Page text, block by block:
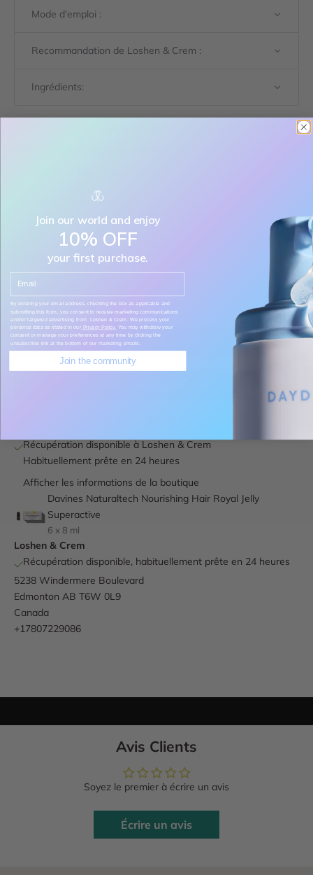
Mode d'emploi :
Recommandation de Loshen & Crem :
Ingrédients:
Plus que 2 produits en stock
6 x 8 ml
AJOUTER AU PANIER
Récupération disponible à Loshen & Crem
Habituellement prête en 24 heures
Afficher les informations de la boutique
Davines Naturaltech Nourishing Hair Royal Jelly
Superactive
6 x 8 ml
Loshen & Crem
Récupération disponible, habituellement prête en 24 heures
5238 Windermere Boulevard
Edmonton AB T6W 0L9
Canada
+17807229086
Avis Clients
Soyez le premier à écrire un avis
Écrire un avis
Join our world and enjoy
10% OFF
your first purchase.
Email
By entering your email address, checking the box as applicable and
submitting this form, you consent to receive marketing communications
and/or targeted advertising from Loshen & Crem. We process your
personal data as stated in ourPrivacy Policy. You may withdraw your
consent or manage your preferences at any time by clicking the
unsubscribe link at the bottom of our marketing emails.
Join the community